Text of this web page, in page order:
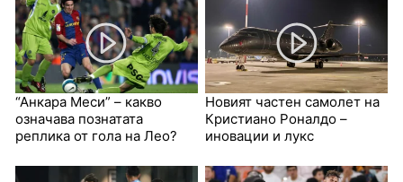
“Анкара Меси” – какво
означава познатата
реплика от гола на Лео?
Новият частен самолет на
Кристиано Роналдо –
иновации и лукс